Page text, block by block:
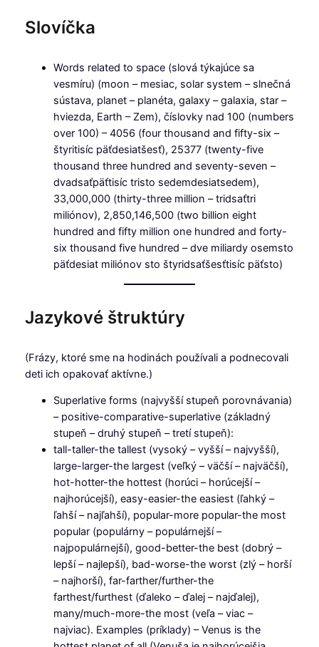
Slovíčka
Words related to space (slová týkajúce sa
vesmíru) (moon – mesiac, solar system – slnečná
sústava, planet – planéta, galaxy – galaxia, star –
hviezda, Earth – Zem), číslovky nad 100 (numbers
over 100) – 4056 (four thousand and fifty-six –
štyritisíc päťdesiatšesť), 25377 (twenty-five
thousand three hundred and seventy-seven –
dvadsaťpäťtisíc tristo sedemdesiatsedem),
33,000,000 (thirty-three million – tridsaťtri
miliónov), 2,850,146,500 (two billion eight
hundred and fifty million one hundred and forty-
six thousand five hundred – dve miliardy osemsto
päťdesiat miliónov sto štyridsaťšesťtisíc päťsto)
Jazykové štruktúry
(Frázy, ktoré sme na hodinách používali a podnecovali
deti ich opakovať aktívne.)
Superlative forms (najvyšší stupeň porovnávania)
– positive-comparative-superlative (základný
stupeň – druhý stupeň – tretí stupeň):
tall-taller-the tallest (vysoký – vyšší – najvyšší),
large-larger-the largest (veľký – väčší – najväčší),
hot-hotter-the hottest (horúci – horúcejší –
najhorúcejší), easy-easier-the easiest (ľahký –
ľahší – najľahší), popular-more popular-the most
popular (populárny – populárnejší –
najpopulárnejší), good-better-the best (dobrý –
lepší – najlepší), bad-worse-the worst (zlý – horší
– najhorší), far-farther/further-the
farthest/furthest (ďaleko – ďalej – najďalej),
many/much-more-the most (veľa – viac –
najviac). Examples (príklady) – Venus is the